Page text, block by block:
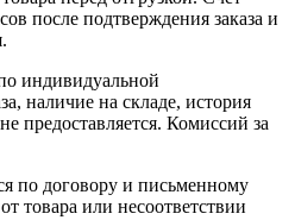
после подтверждения заказа и
индивидуальной
наличие на складе, история
предоставляется. Комиссий за
по договору и письменному
товара или несоответствии